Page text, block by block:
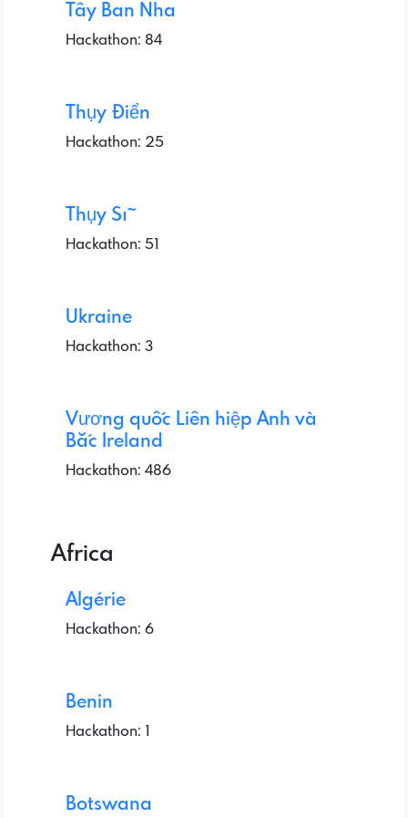
Tây Ban Nha
Hackathon: 84
Thụy Điển
Hackathon: 25
Thụy Sĩ
Hackathon: 51
Ukraine
Hackathon: 3
Vương quốc Liên hiệp Anh và
Bắc Ireland
Hackathon: 486
Africa
Algérie
Hackathon: 6
Benin
Hackathon: 1
Botswana